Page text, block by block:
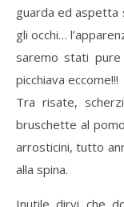
guarda ed aspetta
gli occhi…
saremo stati
picchiava eccome!!!
Tra risate,
bruschette al
arrosticini, tutto
alla spina.
Inutile dirvi che